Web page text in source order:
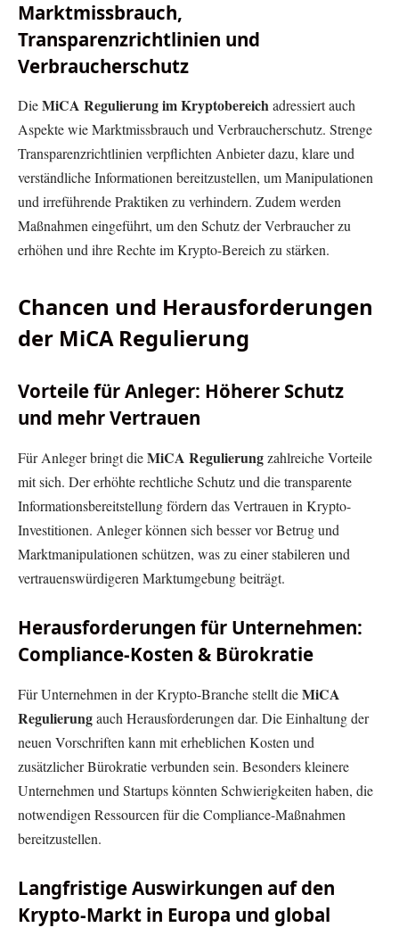
Marktmissbrauch,
Transparenzrichtlinien und
Verbraucherschutz
DieMiCA Regulierung im Kryptobereichadressiert auch
Aspekte wie Marktmissbrauch und Verbraucherschutz. Strenge
Transparenzrichtlinien verpflichten Anbieter dazu, klare und
verständliche Informationen bereitzustellen, um Manipulationen
und irreführende Praktiken zu verhindern. Zudem werden
Maßnahmen eingeführt, um den Schutz der Verbraucher zu
erhöhen und ihre Rechte im Krypto-Bereich zu stärken.
Chancen und Herausforderungen
der MiCA Regulierung
Vorteile für Anleger: Höherer Schutz
und mehr Vertrauen
Für Anleger bringt dieMiCA Regulierungzahlreiche Vorteile
mit sich. Der erhöhte rechtliche Schutz und die transparente
Informationsbereitstellung fördern das Vertrauen in Krypto-
Investitionen. Anleger können sich besser vor Betrug und
Marktmanipulationen schützen, was zu einer stabileren und
vertrauenswürdigeren Marktumgebung beiträgt.
Herausforderungen für Unternehmen:
Compliance-Kosten & Bürokratie
Für Unternehmen in der Krypto-Branche stellt dieMiCA
Regulierungauch Herausforderungen dar. Die Einhaltung der
neuen Vorschriften kann mit erheblichen Kosten und
zusätzlicher Bürokratie verbunden sein. Besonders kleinere
Unternehmen und Startups könnten Schwierigkeiten haben, die
notwendigen Ressourcen für die Compliance-Maßnahmen
bereitzustellen.
Langfristige Auswirkungen auf den
Krypto-Markt in Europa und global